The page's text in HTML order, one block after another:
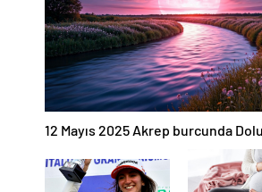
12 Mayıs 2025 Akrep burcunda